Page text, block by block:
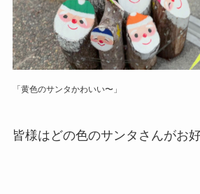
「黄色のサンタかわいい〜」
皆様はどの色のサンタさんがお